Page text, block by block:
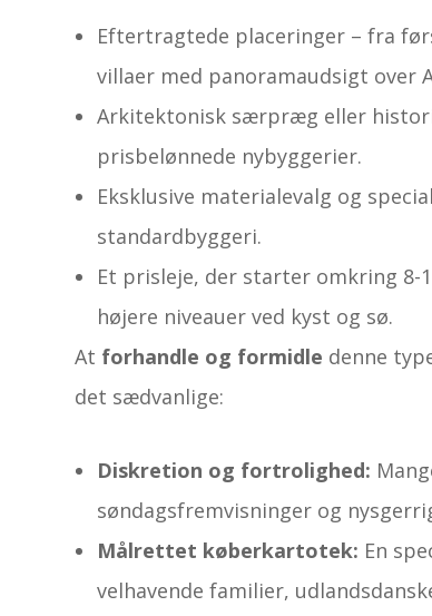
Eftertragtede placeringer – fra
villaer med panoramaudsigt over
Arkitektonisk særpræg eller
prisbelønnede nybyggerier.
Eksklusive materialevalg og
standardbyggeri.
Et prisleje, der starter omkring
højere niveauer ved kyst og sø.
At forhandle og formidle denne
det sædvanlige:
Diskretion og fortrolighed:
søndagsfremvisninger og
Målrettet køberkartotek: En
velhavende familier,